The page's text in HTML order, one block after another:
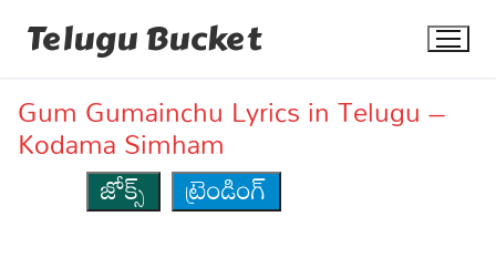
Telugu Bucket
Gum Gumainchu Lyrics in Telugu –
Kodama Simham
జోక్స్
ట్రెండింగ్